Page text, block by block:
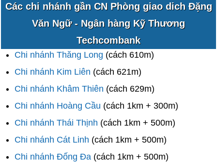
Các chi nhánh gần CN Phòng giao dich Đặng
Văn Ngữ - Ngân hàng Kỹ Thương
Techcombank
Chi nhánh Thăng Long (cách 610m)
Chi nhánh Kim Liên (cách 621m)
Chi nhánh Khâm Thiên (cách 629m)
Chi nhánh Hoàng Cầu (cách 1km + 300m)
Chi nhánh Thái Thịnh (cách 1km + 500m)
Chi nhánh Cát Linh (cách 1km + 500m)
Chi nhánh Đống Đa (cách 1km + 500m)